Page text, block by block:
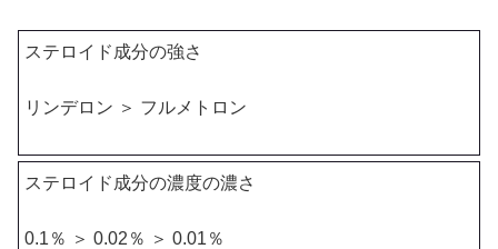
ステロイド成分の強さ
リンデロン ＞ フルメトロン
ステロイド成分の濃度の濃さ
0.1％ ＞ 0.02％ ＞ 0.01％